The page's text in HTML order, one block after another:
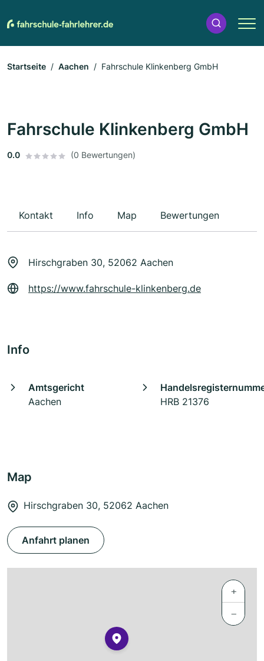
Startseite Aachen Fahrschule Klinkenberg GmbH
Fahrschule Klinkenberg GmbH
0.0 (0 Bewertungen)
Kontakt Info Map Bewertungen
Hirschgraben 30, 52062 Aachen
https://www.fahrschule-klinkenberg.de
Info
Amtsgericht
Aachen
HRB 21376
Map
Hirschgraben 30, 52062 Aachen
Anfahrt planen
+
−